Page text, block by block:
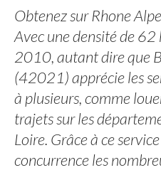
Obtenez sur Rhone
Avec une densité de
2010, autant dire que
(42021) apprécie les
à plusieurs, comme
trajets sur les
Loire. Grâce à ce
concurrence les